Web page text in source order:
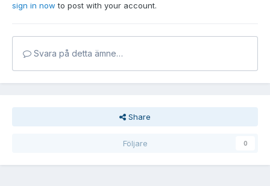
sign in now to post with your account.
Svara på detta ämne…
Share
Följare 0